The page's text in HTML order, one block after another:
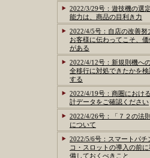
2022/3/29号：遊技機の選
能力は、商品の目利き力
2022/4/5号：自店の改善努
お客様に伝わってこそ、価
がある
2022/4/12号：新規則機へ
全移行に対処できたかを検
する
2022/4/19号：商圏におけ
計データをご確認ください
2022/4/26号：「７２の法則
について
2022/5/6号：スマートパチ
コ・スロットの導入の前に
備しておくべきこと